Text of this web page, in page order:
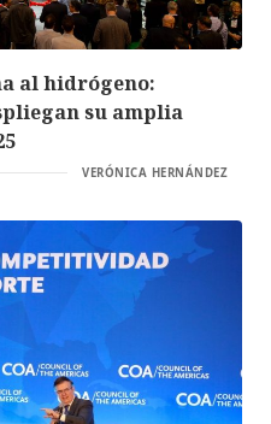
al hidrógeno:
su amplia
VERÓNICA HERNÁNDEZ